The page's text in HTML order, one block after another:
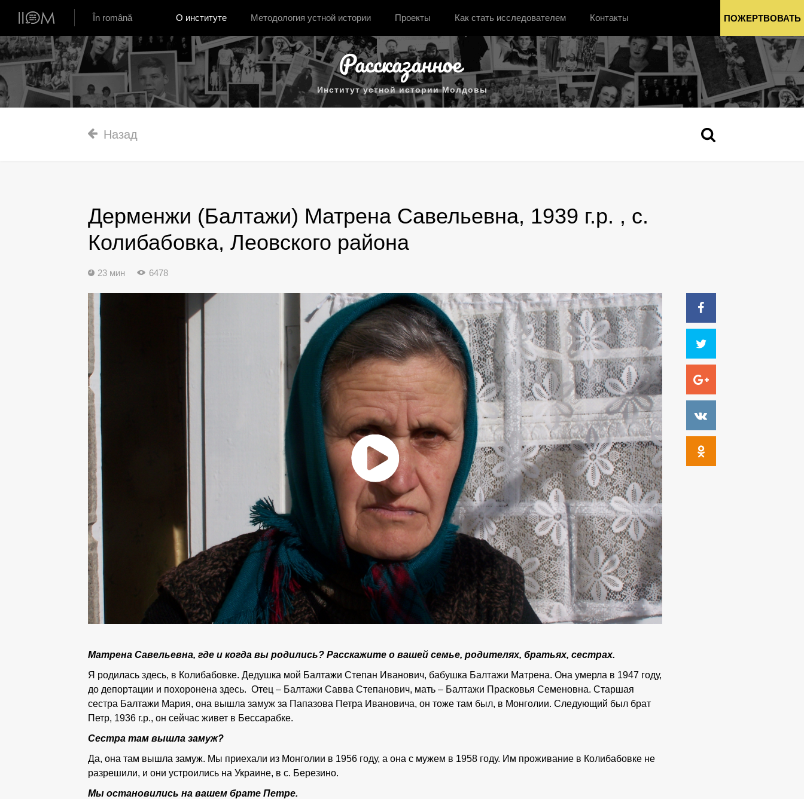
Институт устной истории Молдовы
În română О институте Методология устной истории Проекты Как стать исследователем Контакты ПОЖЕРТВОВАТЬ
Институт устной истории Молдовы
Назад
Дерменжи (Балтажи) Матрена Савельевна, 1939 г.р. , с.
Колибабовка, Леовского района
23 мин 6478
Матрена Савельевна, где и когда вы родились? Расскажите о вашей семье, родителях, братьях, сестрах.
Я родилась здесь, в Колибабовке. Дедушка мой Балтажи Степан Иванович, бабушка Балтажи Матрена. Она умерла в 1947 году,
до депортации и похоронена здесь. Отец – Балтажи Савва Степанович, мать – Балтажи Прасковья Семеновна. Старшая
сестра Балтажи Мария, она вышла замуж за Папазова Петра Ивановича, он тоже там был, в Монголии. Следующий был брат
Петр, 1936 г.р., он сейчас живет в Бессарабке.
Сестра там вышла замуж?
Да, она там вышла замуж. Мы приехали из Монголии в 1956 году, а она с мужем в 1958 году. Им проживание в Колибабовке не
разрешили, и они устроились на Украине, в с. Березино.
Мы остановились на вашем брате Петре.